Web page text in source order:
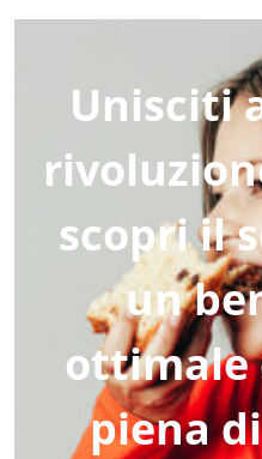
Unisciti
scopri il
un
ottimale
piena